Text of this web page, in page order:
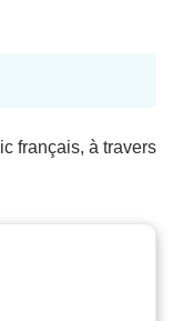
français, à travers